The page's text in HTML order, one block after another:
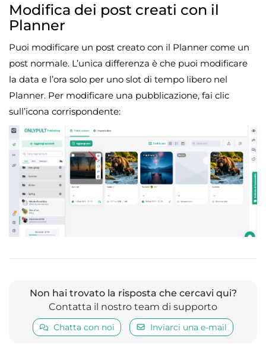
Modifica dei post creati con il
Planner
Puoi modificare un post creato con il Planner come un
post normale. L’unica differenza è che puoi modificare
la data e l’ora solo per uno slot di tempo libero nel
Planner. Per modificare una pubblicazione, fai clic
sull’icona corrispondente:
Non hai trovato la risposta che cercavi qui?
Contatta il nostro team di supporto
Chatta con noi Inviarci una e-mail